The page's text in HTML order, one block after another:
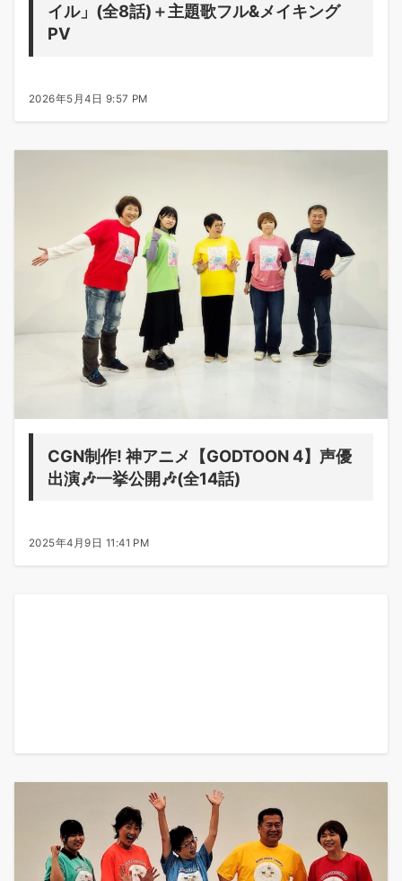
イル」(全8話)＋主題歌フル&メイキング
PV
2026年5月4日 9:57 PM
CGN制作! 神アニメ【GODTOON 4】声優
出演🎶一挙公開🎶(全14話)
2025年4月9日 11:41 PM